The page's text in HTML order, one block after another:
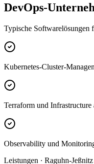
DevOps-
Typische Softwarelösungen
Kubernetes-Cluster-
Terraform und Infrastructure
Observability und
Leistungen · Raguhn-Jeßnitz